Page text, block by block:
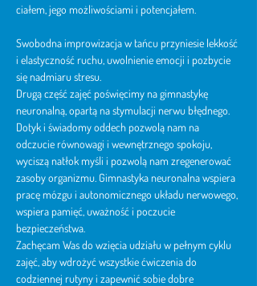
ciałem, jego możliwościami i potencjałem.
Swobodna improwizacja w tańcu przyniesie lekkość
i elastyczność ruchu, uwolnienie emocji i pozbycie
się nadmiaru stresu.
Drugą część zajęć poświęcimy na gimnastykę
neuronalną, opartą na stymulacji nerwu błędnego.
Dotyk i świadomy oddech pozwolą nam na
odczucie równowagi i wewnętrznego spokoju,
wyciszą natłok myśli i pozwolą nam zregenerować
zasoby organizmu. Gimnastyka neuronalna wspiera
pracę mózgu i autonomicznego układu nerwowego,
wspiera pamięć, uważność i poczucie
bezpieczeństwa.
Zachęcam Was do wzięcia udziału w pełnym cyklu
zajęć, aby wdrożyć wszystkie ćwiczenia do
codziennej rutyny i zapewnić sobie dobre